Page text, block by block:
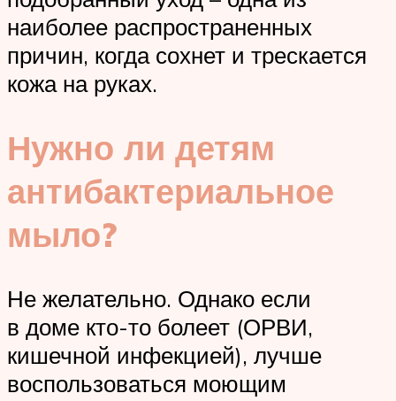
наиболее распространенных
причин, когда сохнет и трескается
кожа на руках.
Нужно ли детям
антибактериальное
мыло?
Не желательно. Однако если
в доме кто-то болеет (ОРВИ,
кишечной инфекцией), лучше
воспользоваться моющим